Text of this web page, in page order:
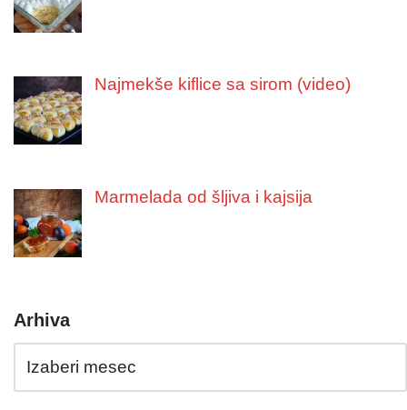
Najmekše kiflice sa sirom (video)
Marmelada od šljiva i kajsija
Arhiva